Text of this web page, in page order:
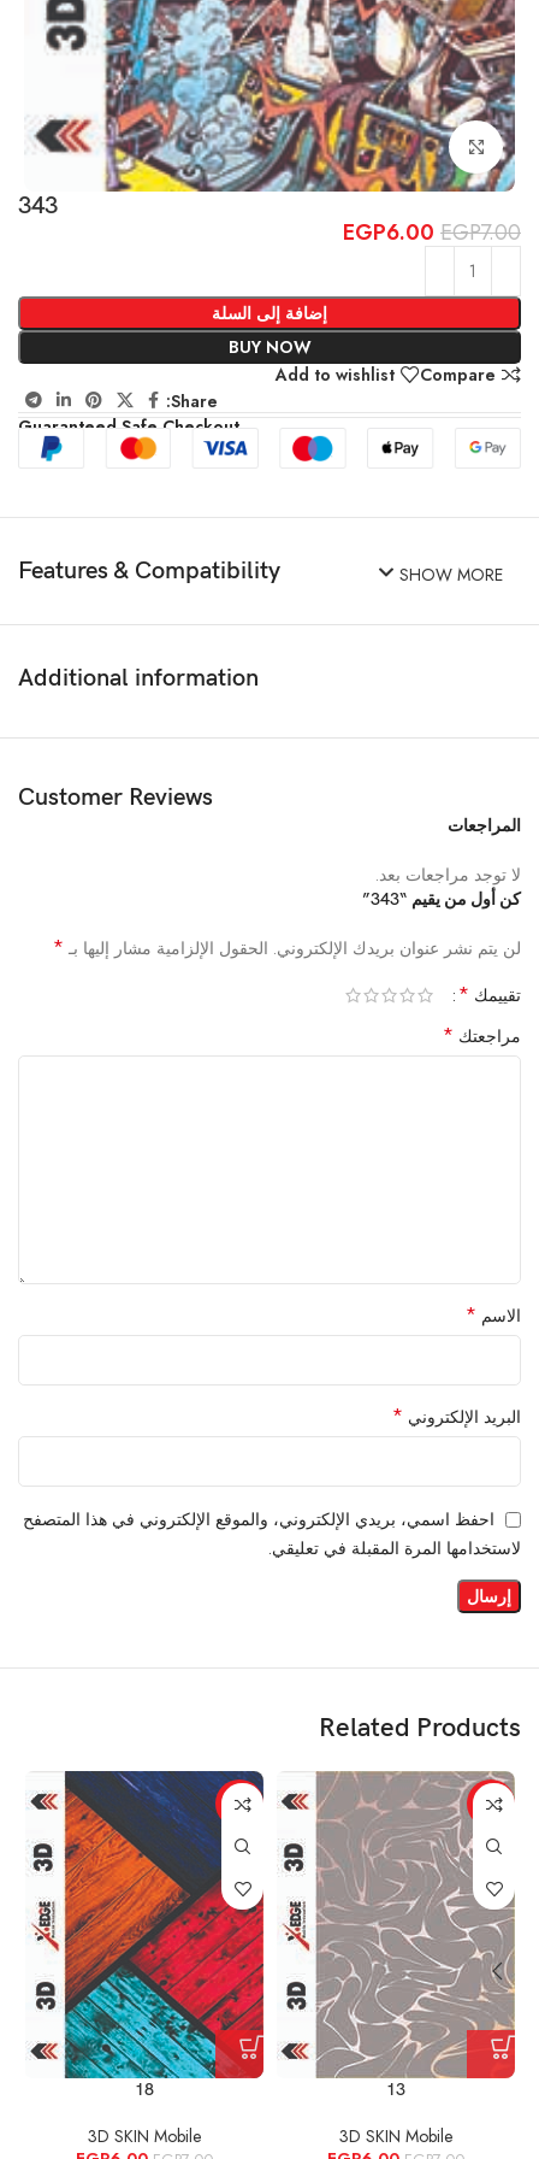
Click to enlarge
343
EGP7.00
EGP6.00
إضافة إلى السلة
BUY NOW
Compare
Add to wishlist
Share:
Guaranteed Safe Checkout
Features & Compatibility SHOW MORE
Additional information
Customer Reviews
المراجعات
لا توجد مراجعات بعد.
كن أول من يقيم “343”
لن يتم نشر عنوان بريدك الإلكتروني. الحقول الإلزامية مشار إليها بـ *
تقييمك *
مراجعتك *
الاسم *
البريد الإلكتروني *
احفظ اسمي، بريدي الإلكتروني، والموقع الإلكتروني في هذا المتصفح
لاستخدامها المرة المقبلة في تعليقي.
Related Products
-14%
13
3D SKIN Mobile
-14%
18
3D SKIN Mobile